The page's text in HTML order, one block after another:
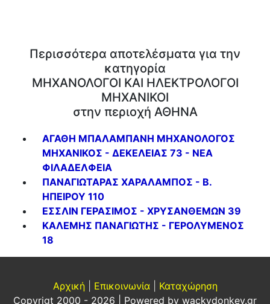
Περισσότερα αποτελέσματα για την
κατηγορία
ΜΗΧΑΝΟΛΟΓΟΙ ΚΑΙ ΗΛΕΚΤΡΟΛΟΓΟΙ
ΜΗΧΑΝΙΚΟΙ
στην περιοχή ΑΘΗΝΑ
ΑΓΑΘΗ ΜΠΑΛΑΜΠΑΝΗ ΜΗΧΑΝΟΛΟΓΟΣ
ΜΗΧΑΝΙΚΟΣ - ΔΕΚΕΛΕΙΑΣ 73 - ΝΕΑ
ΦΙΛΑΔΕΛΦΕΙΑ
ΠΑΝΑΓΙΩΤΑΡΑΣ ΧΑΡΑΛΑΜΠΟΣ - Β.
ΗΠΕΙΡΟΥ 110
ΕΣΣΛΙΝ ΓΕΡΑΣΙΜΟΣ - ΧΡΥΣΑΝΘΕΜΩΝ 39
ΚΑΛΕΜΗΣ ΠΑΝΑΓΙΩΤΗΣ - ΓΕΡΟΛΥΜΕΝΟΣ
18
Αρχική| Επικοινωνία| Καταχώρηση
Copyrigt 2000 - 2026 | Powered by wackydonkey.gr